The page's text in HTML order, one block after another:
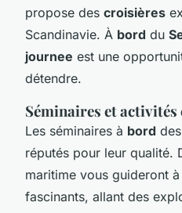
propose des croisières
Scandinavie. À bord du
journee est une
détendre.
Séminaires et activités
Les séminaires à bord
réputés pour leur qualité.
maritime vous guideront
fascinants, allant des